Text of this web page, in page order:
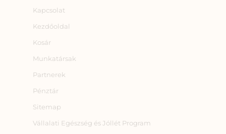
Kapcsolat
Kezdőoldal
Kosár
Munkatársak
Partnerek
Pénztár
Sitemap
Vállalati Egészség és Jóllét Program